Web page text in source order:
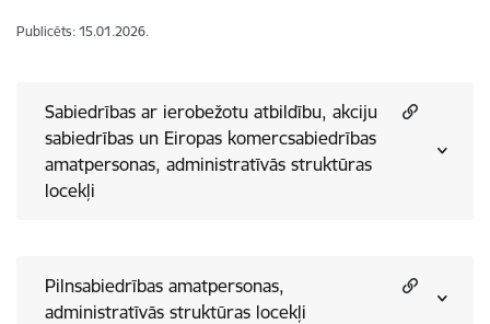
Publicēts: 15.01.2026.
Sabiedrības ar ierobežotu atbildību, akciju
sabiedrības un Eiropas komercsabiedrības
amatpersonas, administratīvās struktūras
locekļi
Pilnsabiedrības amatpersonas,
administratīvās struktūras locekļi